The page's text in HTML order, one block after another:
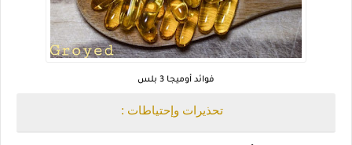
فوائد أوميجا 3 بلس
تحذيرات وإحتياطات :